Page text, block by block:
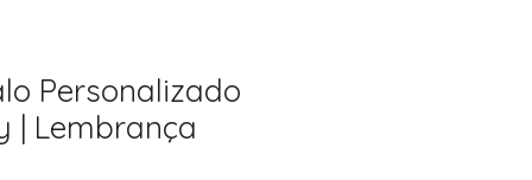
Personalizado
| Lembrança